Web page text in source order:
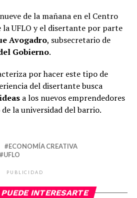
de la mañana en el Centro
la UFLO y el disertante por parte
Avogadro, subsecretario de
Gobierno.
por hacer este tipo de
del disertante busca
a los nuevos emprendedores
la universidad del barrio.
ECONOMÍA CREATIVA
UFLO
PUBLICIDAD
INTERESARTE